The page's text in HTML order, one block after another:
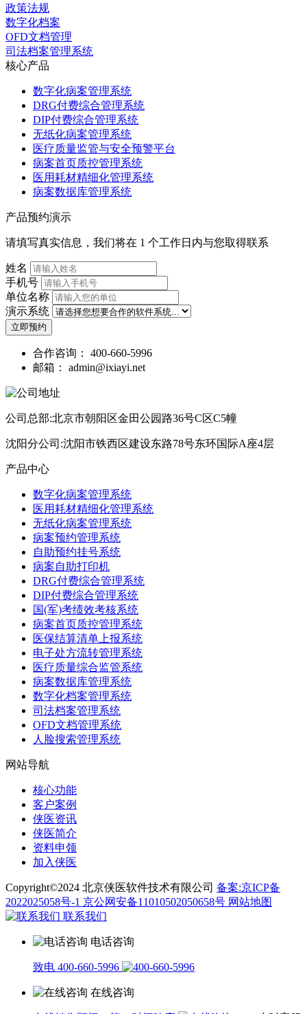
政策法规
数字化档案
OFD文档管理
司法档案管理系统
核心产品
数字化病案管理系统
DRG付费综合管理系统
DIP付费综合管理系统
无纸化病案管理系统
医疗质量监管与安全预警平台
病案首页质控管理系统
医用耗材精细化管理系统
病案数据库管理系统
产品预约演示
请填写真实信息，我们将在 1 个工作日内与您取得联系
姓名
手机号
单位名称
演示系统
立即预约
合作咨询： 400-660-5996
邮箱： admin@ixiayi.net
公司总部:北京市朝阳区金田公园路36号C区C5幢
沈阳分公司:沈阳市铁西区建设东路78号东环国际A座4层
产品中心
数字化病案管理系统
医用耗材精细化管理系统
无纸化病案管理系统
病案预约管理系统
自助预约挂号系统
病案自助打印机
DRG付费综合管理系统
DIP付费综合管理系统
国(军)考绩效考核系统
病案首页质控管理系统
医保结算清单上报系统
电子处方流转管理系统
医疗质量综合监管系统
病案数据库管理系统
数字化档案管理系统
司法档案管理系统
OFD文档管理系统
人脸搜索管理系统
网站导航
核心功能
客户案例
侠医资讯
侠医简介
资料申领
加入侠医
Copyright©2024 北京侠医软件技术有限公司 备案:京ICP备
2022025058号-1 京公网安备11010502050658号 网站地图
联系我们
电话咨询
致电 400-660-5996
在线咨询